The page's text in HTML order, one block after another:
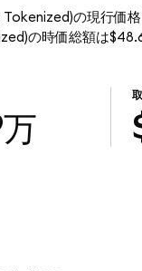
の現行価
の時価総額は